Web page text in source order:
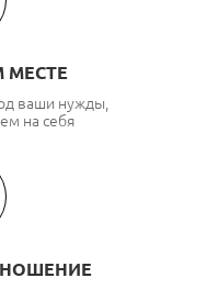
МЕСТЕ
ваши нужды,
на себя